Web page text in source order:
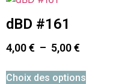
dBD #161
4,00€ – 5,00€
Choix des options